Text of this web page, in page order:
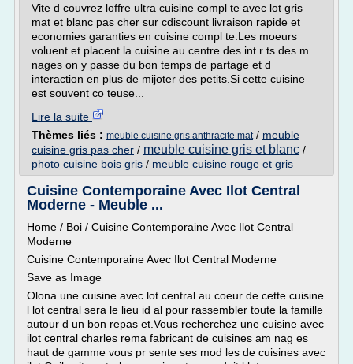
Vite d couvrez loffre ultra cuisine compl te avec lot gris
mat et blanc pas cher sur cdiscount livraison rapide et
economies garanties en cuisine compl te.Les moeurs
voluent et placent la cuisine au centre des int r ts des m
nages on y passe du bon temps de partage et d
interaction en plus de mijoter des petits.Si cette cuisine
est souvent co teuse...
Lire la suite
Thèmes liés : meuble cuisine gris anthracite mat/ meuble
cuisine gris pas cher / meuble cuisine gris et blanc /
photo cuisine bois gris / meuble cuisine rouge et gris
Cuisine Contemporaine Avec Ilot Central
Moderne - Meuble ...
Home / Boi / Cuisine Contemporaine Avec Ilot Central
Moderne
Cuisine Contemporaine Avec Ilot Central Moderne
Save as Image
Olona une cuisine avec lot central au coeur de cette cuisine
l lot central sera le lieu id al pour rassembler toute la famille
autour d un bon repas et.Vous recherchez une cuisine avec
ilot central charles rema fabricant de cuisines am nag es
haut de gamme vous pr sente ses mod les de cuisines avec